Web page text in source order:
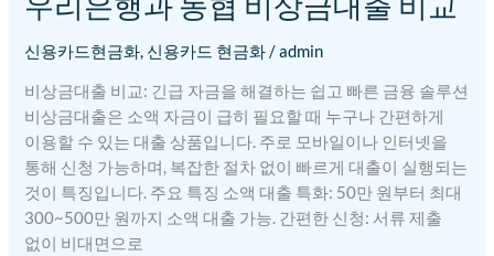
신용카드현금화, 신용카드 현금화/admin
비상금대출 비교: 긴급 자금을 해결하는 쉽고 빠른 금융 솔루션
비상금대출은 소액 자금이 급히 필요할 때 누구나 간편하게
이용할 수 있는 대출 상품입니다. 주로 모바일이나 인터넷을
통해 신청 가능하며, 복잡한 절차 없이 빠르게 대출이 실행되는
것이 특징입니다. 주요 특징 소액 대출 특화: 50만 원부터 최대
300~500만 원까지 소액 대출 가능. 간편한 신청: 서류 제출
없이 비대면으로